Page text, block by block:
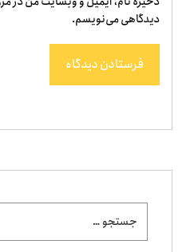
دیدگاهی می‌نویسم.
فرستادن دیدگاه